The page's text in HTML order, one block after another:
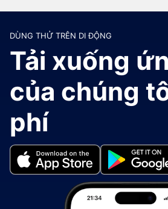
DÙNG THỬ TRÊN DI ĐỘNG
Tải xuống
của chúng
phí